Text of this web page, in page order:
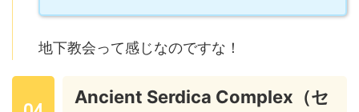
地下教会って感じなのですな！
Ancient Serdica Complex（セ